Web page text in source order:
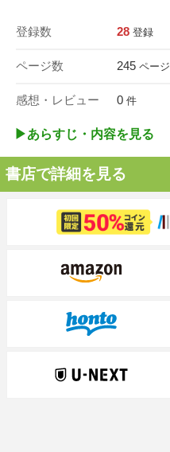
登録数 28 登録
ページ数 245 ページ
感想・レビュー 0 件
▶︎あらすじ・内容を見る
書店で詳細を見る